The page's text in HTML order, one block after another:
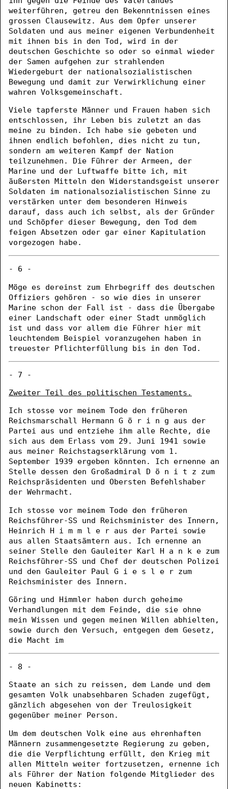
weiterführen, getreu den Bekenntnissen eines
grossen Clausewitz. Aus dem Opfer unserer
Soldaten und aus meiner eigenen Verbundenheit
mit ihnen bis in den Tod, wird in der
deutschen Geschichte so oder so einmal wieder
der Samen aufgehen zur strahlenden
Wiedergeburt der nationalsozialistischen
Bewegung und damit zur Verwirklichung einer
wahren Volksgemeinschaft.
Viele tapferste Männer und Frauen haben sich
entschlossen, ihr Leben bis zuletzt an das
meine zu binden. Ich habe sie gebeten und
ihnen endlich befohlen, dies nicht zu tun,
sondern am weiteren Kampf der Nation
teilzunehmen. Die Führer der Armeen, der
Marine und der Luftwaffe bitte ich, mit
äußersten Mitteln den Widerstandsgeist unserer
Soldaten im nationalsozialistischen Sinne zu
verstärken unter dem besonderen Hinweis
darauf, dass auch ich selbst, als der Gründer
und Schöpfer dieser Bewegung, den Tod dem
feigen Absetzen oder gar einer Kapitulation
vorgezogen habe.
- 6 -
Möge es dereinst zum Ehrbegriff des deutschen
Offiziers gehören - so wie dies in unserer
Marine schon der Fall ist - dass die Übergabe
einer Landschaft oder einer Stadt unmöglich
ist und dass vor allem die Führer hier mit
leuchtendem Beispiel voranzugehen haben in
treuester Pflichterfüllung bis in den Tod.
- 7 -
Zweiter Teil des politischen Testaments.
Ich stosse vor meinem Tode den früheren
Reichsmarschall Hermann G ö r i n g aus der
Partei aus und entziehe ihm alle Rechte, die
sich aus dem Erlass vom 29. Juni 1941 sowie
aus meiner Reichstagserklärung vom 1.
September 1939 ergeben könnten. Ich ernenne an
Stelle dessen den Großadmiral D ö n i t z zum
Reichspräsidenten und Obersten Befehlshaber
der Wehrmacht.
Ich stosse vor meinem Tode den früheren
Reichsführer-SS und Reichsminister des Innern,
Heinrich H i m m l e r aus der Partei sowie
aus allen Staatsämtern aus. Ich ernenne an
seiner Stelle den Gauleiter Karl H a n k e zum
Reichsführer-SS und Chef der deutschen Polizei
und den Gauleiter Paul G i e s l e r zum
Reichsminister des Innern.
Göring und Himmler haben durch geheime
Verhandlungen mit dem Feinde, die sie ohne
mein Wissen und gegen meinen Willen abhielten,
sowie durch den Versuch, entgegen dem Gesetz,
die Macht im
- 8 -
Staate an sich zu reissen, dem Lande und dem
gesamten Volk unabsehbaren Schaden zugefügt,
gänzlich abgesehen von der Treulosigkeit
gegenüber meiner Person.
Um dem deutschen Volk eine aus ehrenhaften
Männern zusammengesetzte Regierung zu geben,
die die Verpflichtung erfüllt, den Krieg mit
allen Mitteln weiter fortzusetzen, ernenne ich
als Führer der Nation folgende Mitglieder des
neuen Kabinetts: